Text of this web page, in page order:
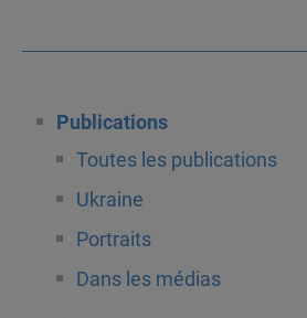
Publications
Toutes les publications
Ukraine
Portraits
Dans les médias